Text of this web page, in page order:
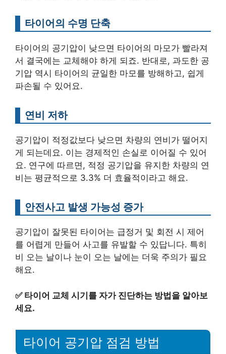
타이어의 수명 단축
타이어의 공기압이 낮으면 타이어의 마모가 빨라져
서 결국에는 교체해야 하게 되죠. 반대로, 과도한 공
기압 역시 타이어의 균일한 마모를 방해하고, 쉽게
파손될 수 있어요.
연비 저하
공기압이 적정값보다 낮으면 차량의 연비가 떨어지
게 되는데요. 이는 경제적인 손실로 이어질 수 있어
요. 연구에 따르면, 적정 공기압을 유지한 차량의 연
비는 평균적으로 3.3% 더 효율적이라고 해요.
안전사고 발생 가능성 증가
공기압이 잘못된 타이어는 급정거 및 회전 시 제어
를 어렵게 만들어 사고를 유발할 수 있답니다. 특히
비 오는 날이나 눈이 오는 날에는 더욱 주의가 필요
해요.
✅ 타이어 교체 시기를 자가 진단하는 방법을 알아보
세요.
타이어 공기압 점검 방법